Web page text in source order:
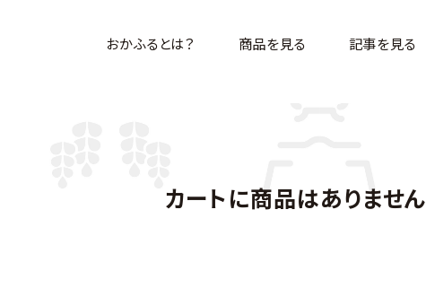
おかふるとは？ 商品を見る 記事を見る
カートに商品はありません